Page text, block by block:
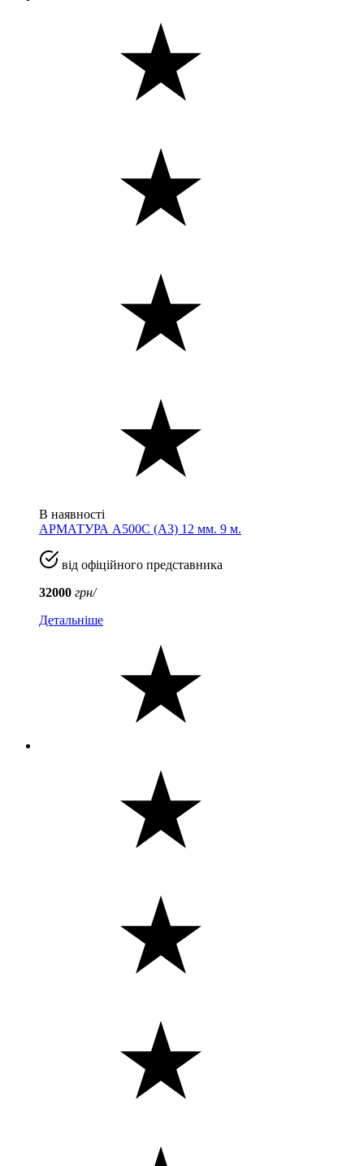
В наявності
АРМАТУРА А500С (A3) 12 мм. 9 м.
від офіційного представника
32000 грн/
Детальніше